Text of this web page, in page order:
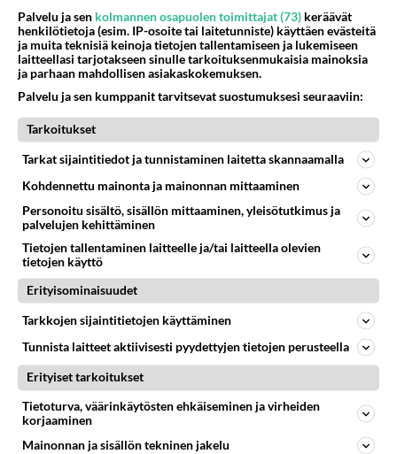
Volvossani vm. 2018 on jarrunesteen vaihtoväli
30000km. Jarrunestesäiliössä ei ole enää reikää, josta
ilma vaihtuu vaan ...
08.11.2024 16:07
YLEISTÄ VOLVOSTA
Hybridivolvon neliveto, sähköinen takamoottori
Jos omistat tällaisen niin kannattaa katsoa tää video:
https://www.youtube.com/watch?v=gtZk54e5DWk...
05.12.2024 18:29 1
YLEISTÄ VOLVOSTA Vastattu 1v
Miksi farkkuvolvoa pidetään muualla kotiäitien autona?
Meillä Volvo on tosimiesten auto. Mikään ei ole
miehekkäämpää kuin V70 diesel. Mutta mennään pois
pohjolasta niin se onk...
21.12.2024 11:41 6
Palvelu ja sen kolmannen osapuolen toimittajat (73) keräävät
henkilötietoja (esim. IP-osoite tai laitetunniste) käyttäen evästeitä
ja muita teknisiä keinoja tietojen tallentamiseen ja lukemiseen
laitteellasi tarjotakseen sinulle tarkoituksenmukaisia mainoksia
ja parhaan mahdollisen asiakaskokemuksen.
Palvelu ja sen kumppanit tarvitsevat suostumuksesi seuraaviin:
Tarkoitukset
Tarkat sijaintitiedot ja tunnistaminen laitetta skannaamalla
Kohdennettu mainonta ja mainonnan mittaaminen
Personoitu sisältö, sisällön mittaaminen, yleisötutkimus ja
palvelujen kehittäminen
Tietojen tallentaminen laitteelle ja/tai laitteella olevien
tietojen käyttö
Erityisominaisuudet
Tarkkojen sijaintitietojen käyttäminen
Tunnista laitteet aktiivisesti pyydettyjen tietojen perusteella
Erityiset tarkoitukset
Tietoturva, väärinkäytösten ehkäiseminen ja virheiden
korjaaminen
Mainonnan ja sisällön tekninen jakelu